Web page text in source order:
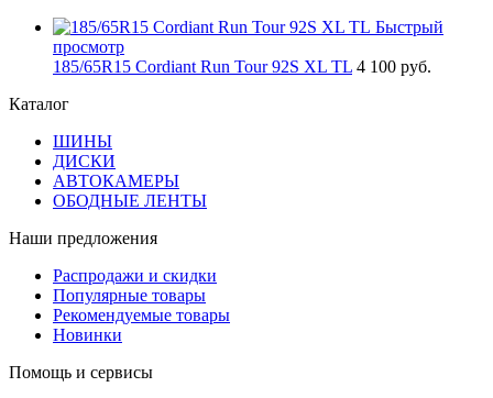
Быстрый
просмотр
185/65R15 Cordiant Run Tour 92S XL TL 4 100 руб.
Каталог
ШИНЫ
ДИСКИ
АВТОКАМЕРЫ
ОБОДНЫЕ ЛЕНТЫ
Наши предложения
Распродажи и скидки
Популярные товары
Рекомендуемые товары
Новинки
Помощь и сервисы